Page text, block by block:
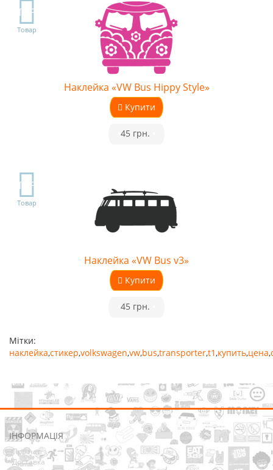
TOP
Товар
Наклейка «VW Bus Hippy Style»
Купити
45 грн.
TOP
Товар
Наклейка «VW Bus v3»
Купити
45 грн.
Мітки:
наклейка,стикер,volkswagen,vw,bus,transporter,t1,купить,цена,
ІНФОРМАЦІЯ
Про нас
Доставка